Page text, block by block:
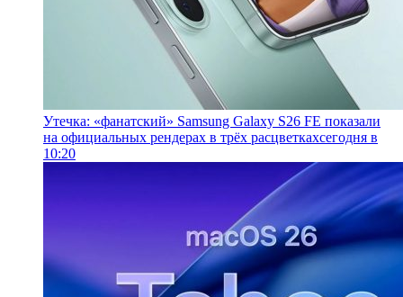
Утечка: «фанатский» Samsung Galaxy S26 FE показали
на официальных рендерах в трёх расцветкахсегодня в
10:20